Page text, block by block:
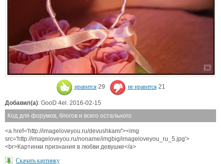
нравится 29 не нравится 21
Добавил(а): GooD 4el. 2016-02-15
Код для форумов, блогов и всего остального
<a href='http://imageloveyou.ru/devushkam/'><img
src='http://imageloveyou.ru/noname/imgbig/imageloveyou_ru_5.jpg'>
<br>Картинки признания в любви девушке</a>
Скачать картинку